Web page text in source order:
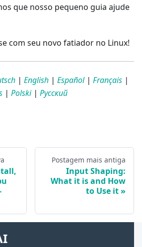
que nosso pequeno guia ajude
com seu novo fatiador no Linux!
| English | Español| Français |
| Polski| Русский
Postagem mais antiga
Input Shaping:
What it is and How
to Use it